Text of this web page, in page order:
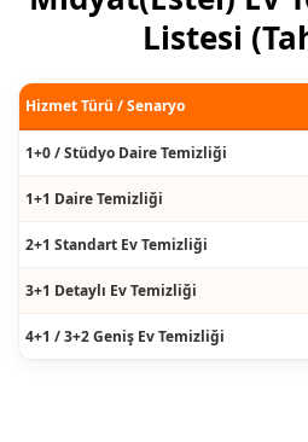
Listesi
Hizmet Türü / Senaryo
1+0 / Stüdyo Daire Temizliği
1+1 Daire Temizliği
2+1 Standart Ev Temizliği
3+1 Detaylı Ev Temizliği
4+1 / 3+2 Geniş Ev Temizliği